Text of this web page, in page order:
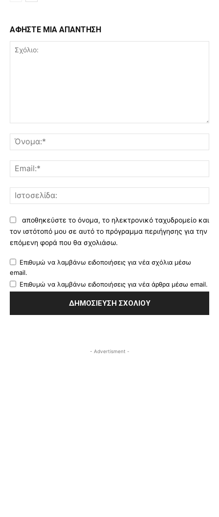
ΑΦΗΣΤΕ ΜΙΑ ΑΠΑΝΤΗΣΗ
αποθηκεύστε το όνομα, το ηλεκτρονικό ταχυδρομείο και
τον ιστότοπό μου σε αυτό το πρόγραμμα περιήγησης για την
επόμενη φορά που θα σχολιάσω.
Επιθυμώ να λαμβάνω ειδοποιήσεις για νέα σχόλια μέσω
email.
Επιθυμώ να λαμβάνω ειδοποιήσεις για νέα άρθρα μέσω email.
- Advertisment -